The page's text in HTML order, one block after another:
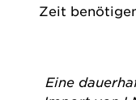
Zeit
Eine